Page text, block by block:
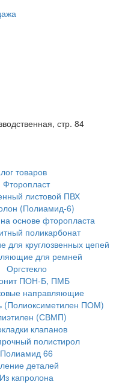
стр. 84
товаров
Фторопласт
листовой ПВХ
(Полиамид-6)
основе фторопласта
поликарбонат
для круглозвенных цепей
для ремней
Оргстекло
ПОН-Б, ПМБ
направляющие
(Полиоксиметилен ПОМ)
(СВМП)
клапанов
полистирол
Полиамид 66
деталей
Из капролона